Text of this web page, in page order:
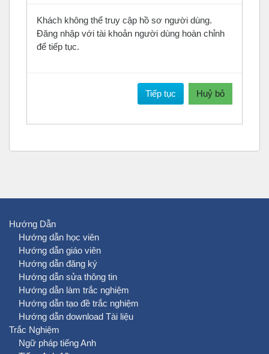
Khách không thể truy cập hồ sơ người dùng.
Đăng nhập với tài khoản người dùng hoàn chỉnh
để tiếp tục.
Tiếp tục Huỷ bỏ
Hướng Dẫn
Hướng dẫn học viên
Hướng dẫn giáo viên
Hướng dẫn đăng ký
Hướng dẫn sửa thông tin
Hướng dẫn làm trắc nghiệm
Hướng dẫn tạo đề trắc nghiệm
Hướng dẫn download Tài liệu
Trắc Nghiệm
Ngữ pháp tiếng Anh